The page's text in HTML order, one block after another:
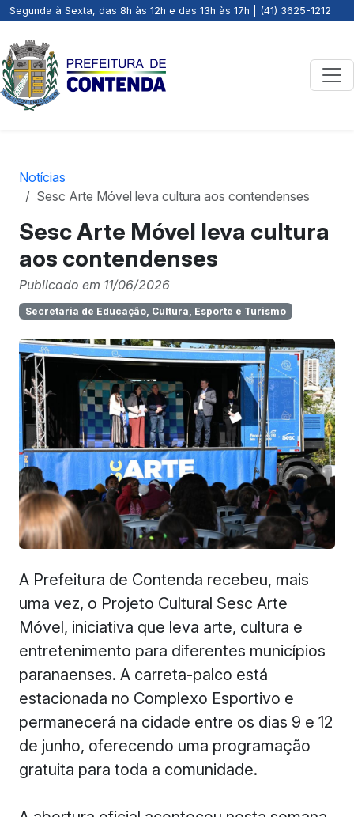
Segunda à Sexta, das 8h às 12h e das 13h às 17h | (41) 3625-1212
Notícias
Sesc Arte Móvel leva cultura aos contendenses
Sesc Arte Móvel leva cultura
aos contendenses
Publicado em 11/06/2026
Secretaria de Educação, Cultura, Esporte e Turismo
A Prefeitura de Contenda recebeu, mais
uma vez, o Projeto Cultural Sesc Arte
Móvel, iniciativa que leva arte, cultura e
entretenimento para diferentes municípios
paranaenses. A carreta-palco está
estacionada no Complexo Esportivo e
permanecerá na cidade entre os dias 9 e 12
de junho, oferecendo uma programação
gratuita para toda a comunidade.